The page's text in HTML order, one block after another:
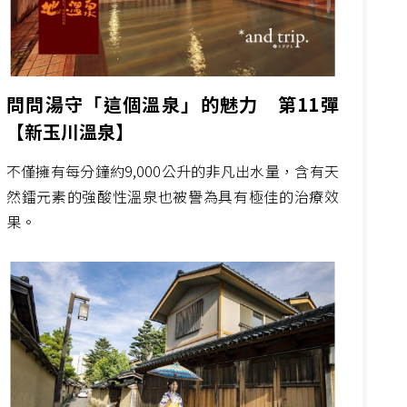
問問湯守「這個溫泉」的魅力 第11彈
【新玉川溫泉】
不僅擁有每分鐘約9,000公升的非凡出水量，含有天
然鐳元素的強酸性溫泉也被譽為具有極佳的治療效
果。